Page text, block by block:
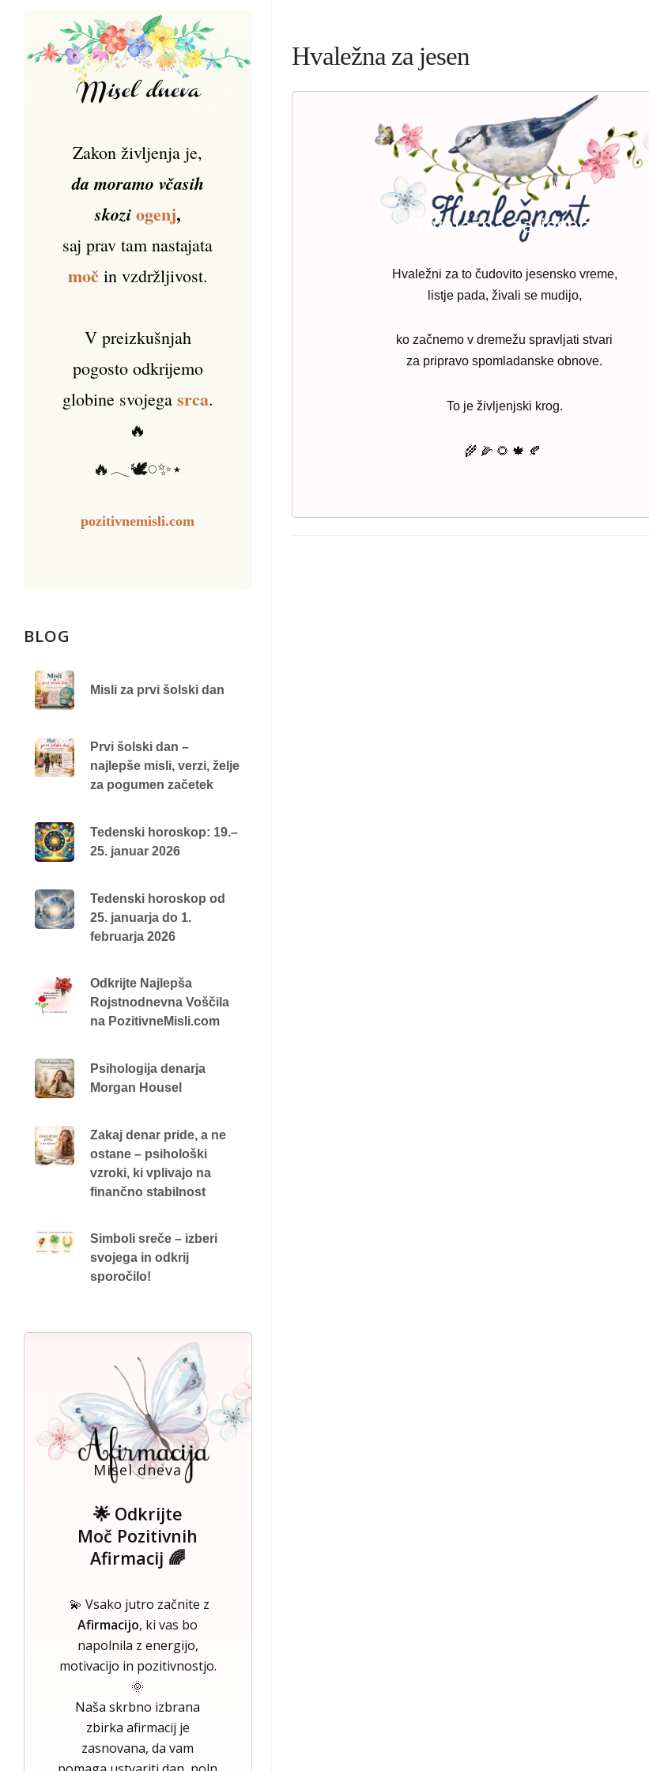
Hvaležna za jesen
Hvaležna za jesen
Hvaležni za to čudovito jesensko vreme,
listje pada, živali se mudijo,
ko začnemo v dremežu spravljati stvari
za pripravo spomladanske obnove.
To je življenjski krog.
🌾 🌽 🌻 🍁 🍂
Zakon življenja je,
da moramo včasih
skozi ogenj,
saj prav tam nastajata
močin vzdržljivost.
V preizkušnjah
pogosto odkrijemo
globine svojega srca.
🔥
🔥𓂃🕊️𓏸✨⋆
pozitivnemisli.com
BLOG
Misli za prvi šolski dan
Prvi šolski dan –
najlepše misli, verzi, želje
za pogumen začetek
Tedenski horoskop: 19.–
25. januar 2026
Tedenski horoskop od
25. januarja do 1.
februarja 2026
Odkrijte Najlepša
Rojstnodnevna Voščila
na PozitivneMisli.com
Psihologija denarja
Morgan Housel
Zakaj denar pride, a ne
ostane – psihološki
vzroki, ki vplivajo na
finančno stabilnost
Simboli sreče – izberi
svojega in odkrij
sporočilo!
Misel dneva
🌟 Odkrijte
Moč Pozitivnih
Afirmacij 🌈
💫 Vsako jutro začnite z
Afirmacijo, ki vas bo
napolnila z energijo,
motivacijo in pozitivnostjo.
🌞
Naša skrbno izbrana
zbirka afirmacij je
zasnovana, da vam